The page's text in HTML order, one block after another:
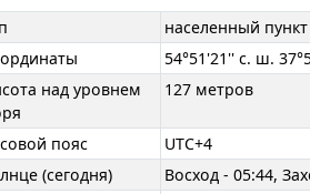
населенный пункт
54°51'21'' с. ш.
над уровнем
127 метров
пояс
UTC+4
(сегодня)
Восход - 05:44,